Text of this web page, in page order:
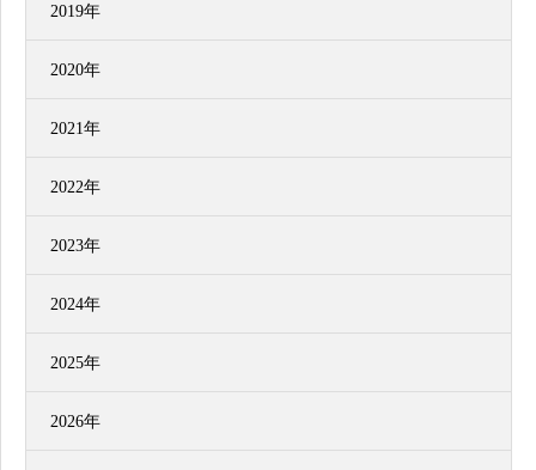
2019年
2020年
2021年
2022年
2023年
2024年
2025年
2026年